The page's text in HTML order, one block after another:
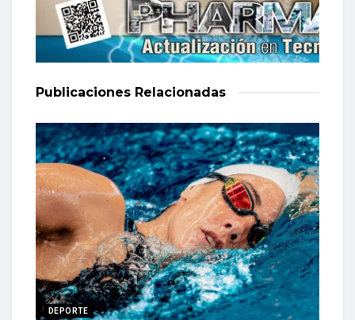
Publicaciones Relacionadas
DEPORTE